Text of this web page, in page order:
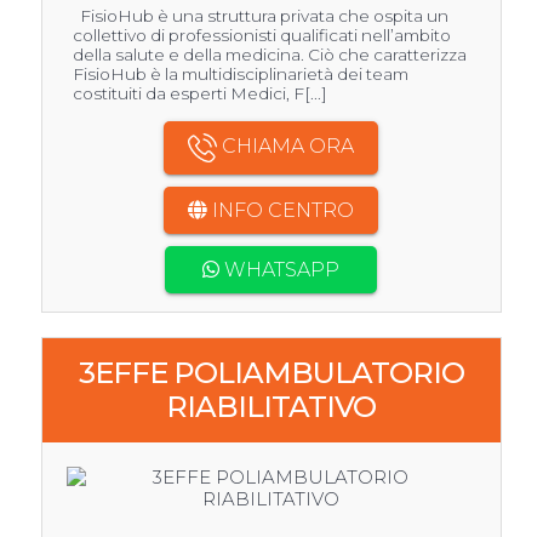
FisioHub è una struttura privata che ospita un
collettivo di professionisti qualificati nell’ambito
della salute e della medicina. Ciò che caratterizza
FisioHub è la multidisciplinarietà dei team
costituiti da esperti Medici, F[...]
CHIAMA ORA
INFO CENTRO
WHATSAPP
3EFFE POLIAMBULATORIO
RIABILITATIVO